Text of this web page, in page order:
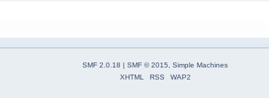
SMF 2.0.18 | SMF © 2015
Simple Machines
XHTML
RSS WAP2